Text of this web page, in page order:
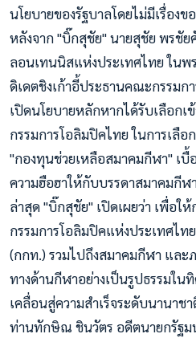
นโยบายของรัฐบาลโดยไม่มีเรื่อง
หลังจาก "บิ๊กสุชัย" นายสุชัย พรชั
ลอนเทนนิสแห่งประเทศไทย ใน
ดิเดตชิงเก้าอี้ประธานคณะกรรมก
เปิดนโยบายหลักหากได้รับเลือก
กรรมการโอลิมปิคไทย ในการเลือ
"กองทุนช่วยเหลือสมาคมกีฬา" เบื้
ความฮือฮาให้กับบรรดาสมาคมกีฬ
ล่าสุด "บิ๊กสุชัย" เปิดเผยว่า เพื่อใ
กรรมการโอลิมปิคแห่งประเทศไท
(กกท.) รวมไปถึงสมาคมกีฬา แล
ทางด้านกีฬาอย่างเป็นรูปธรรมใน
เคลื่อนสู่ความสำเร็จระดับนานาช
ท่านทักษิณ ชินวัตร อดีตนายกรัฐม